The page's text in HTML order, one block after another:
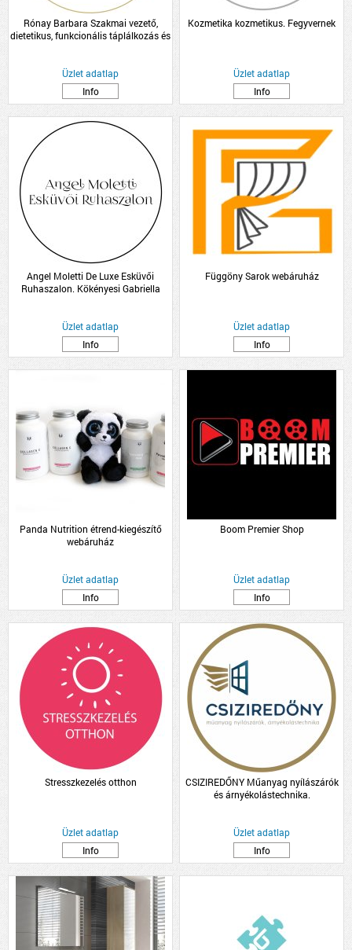
Rónay Barbara Szakmai vezető,
dietetikus, funkcionális táplálkozás és
Üzlet adatlap
Info
Kozmetika kozmetikus. Fegyvernek
Üzlet adatlap
Info
Angel Moletti De Luxe Esküvői
Ruhaszalon. Kökényesi Gabriella
Üzlet adatlap
Info
Függöny Sarok webáruház
Üzlet adatlap
Info
Panda Nutrition étrend-kiegészítő
webáruház
Üzlet adatlap
Info
Boom Premier Shop
Üzlet adatlap
Info
Stresszkezelés otthon
Üzlet adatlap
Info
CSIZIREDŐNY Műanyag nyílászárók
és árnyékolástechnika.
Üzlet adatlap
Info